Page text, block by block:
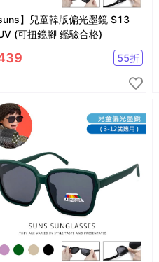
suns】兒童韓版偏光墨鏡 S13
(可扭鏡腳 鑑驗合格)
55折